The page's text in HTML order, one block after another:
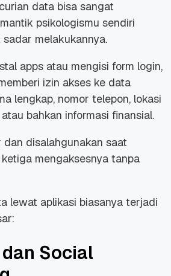
data bisa sangat
psikologismu sendiri
melakukannya.
apps atau mengisi form login,
izin akses ke data
lengkap, nomor telepon, lokasi
bahkan informasi finansial.
disalahgunakan saat
mengaksesnya tanpa
lewat aplikasi biasanya terjadi
Social